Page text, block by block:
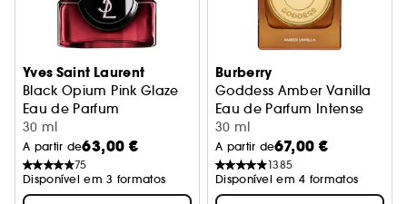
Yves Saint Laurent
Black Opium Pink Glaze
Eau de Parfum
30 ml
A partir de63,00 €
75
Disponível em 3 formatos
Burberry
Goddess Amber Vanilla
Eau de Parfum Intense
30 ml
A partir de67,00 €
1385
Disponível em 4 formatos